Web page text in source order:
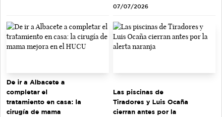
07/07/2026
De ir a Albacete a
completar el
tratamiento en casa: la
cirugía de mama
Las piscinas de
Tiradores y Luis Ocaña
cierran antes por la